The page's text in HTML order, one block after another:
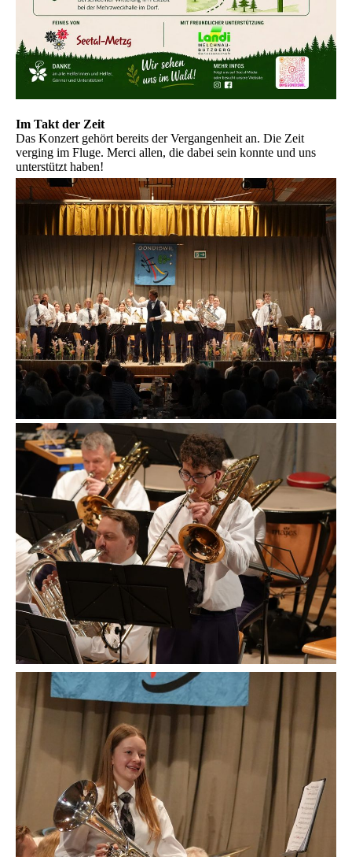
Im Takt der Zeit
Das Konzert gehört bereits der Vergangenheit an. Die Zeit
verging im Fluge. Merci allen, die dabei sein konnte und uns
unterstützt haben!